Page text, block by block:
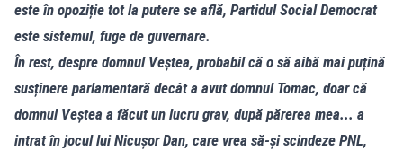
este în opoziție tot la putere se află, Partidul Social Democrat
este sistemul, fuge de guvernare.
În rest, despre domnul Veștea, probabil că o să aibă mai puțină
susținere parlamentară decât a avut domnul Tomac, doar că
domnul Veștea a făcut un lucru grav, după părerea mea... a
intrat în jocul lui Nicușor Dan, care vrea să-și scindeze PNL,